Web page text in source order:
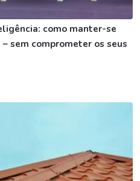
como manter-se
sem comprometer os seus